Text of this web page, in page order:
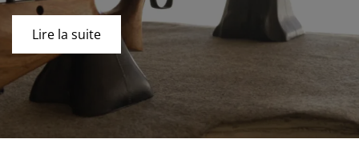
Lire la suite